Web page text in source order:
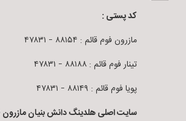
کد پستی :
مازرون فوم قائم : ۸۸۱۵۴ – ۴۷۸۳۱
تینار فوم قائم : ۸۸۱۸۸ – ۴۷۸۳۱
پویا فوم قائم : ۸۸۱۴۹ – ۴۷۸۳۱
سایت اصلی هلدینگ دانش بنیان مازرون